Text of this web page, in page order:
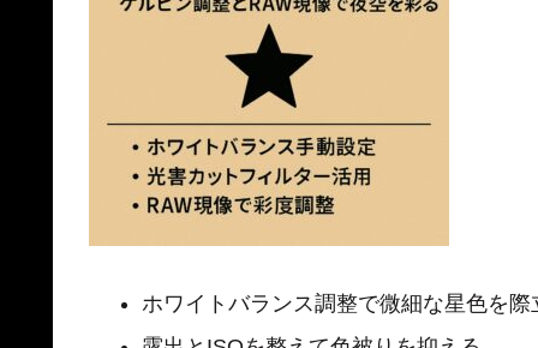
ホワイトバランス調整で微細な星色を際